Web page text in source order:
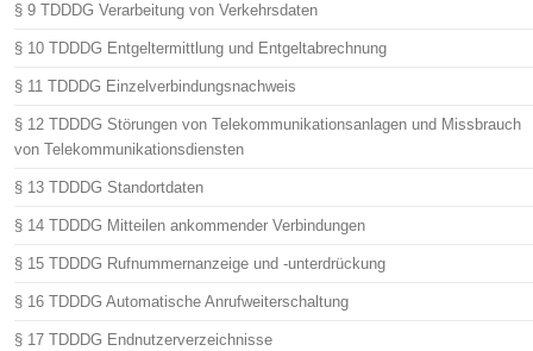
§ 9 TDDDG Verarbeitung von Verkehrsdaten
§ 10 TDDDG Entgeltermittlung und Entgeltabrechnung
§ 11 TDDDG Einzelverbindungsnachweis
§ 12 TDDDG Störungen von Telekommunikationsanlagen und Missbrauch
von Telekommunikationsdiensten
§ 13 TDDDG Standortdaten
§ 14 TDDDG Mitteilen ankommender Verbindungen
§ 15 TDDDG Rufnummernanzeige und -unterdrückung
§ 16 TDDDG Automatische Anrufweiterschaltung
§ 17 TDDDG Endnutzerverzeichnisse